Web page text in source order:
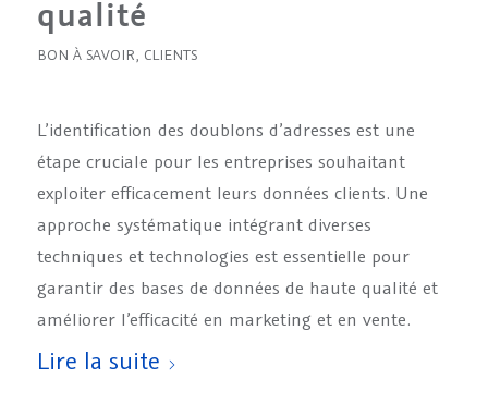
qualité
BON À SAVOIR, CLIENTS
L’identification des doublons d’adresses est une
étape cruciale pour les entreprises souhaitant
exploiter efficacement leurs données clients. Une
approche systématique intégrant diverses
techniques et technologies est essentielle pour
garantir des bases de données de haute qualité et
améliorer l’efficacité en marketing et en vente.
Lire la suite